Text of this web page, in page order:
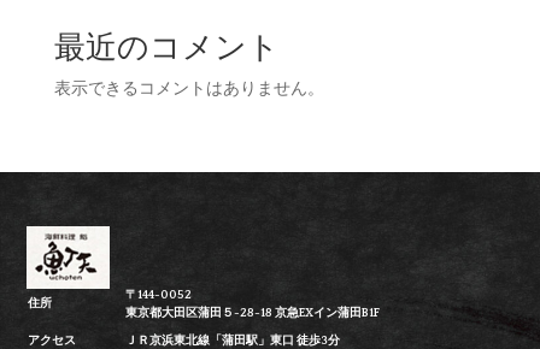
最近のコメント
表示できるコメントはありません。
住所
〒144-0052
東京都大田区蒲田５-28-18 京急EXイン蒲田B1F
アクセス ＪＲ京浜東北線「蒲田駅」東口 徒歩3分